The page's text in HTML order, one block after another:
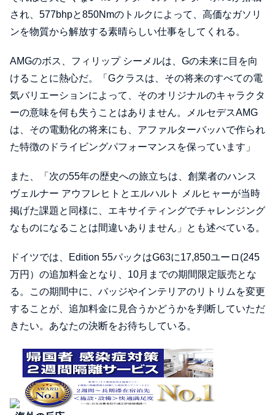
され、577bhpと850Nmのトルクによって、高価なガソリ
ンを物質から解放する素晴らしい仕事をしてくれる。
AMGのボス、フィリップ シーメルは、Gの未来に目を向
けることに熱心だ。「Gクラスは、その将来のすべての電
気バリエーションによって、そのオリジナルのキャラクタ
ーの意味を何も失うことはありません。メルセデスAMG
は、その電動化の将来にも、アファルターバッハで作られ
た特徴のドライビングパフォーマンスを保っています」
また、「次の55年の歴史への旅立ちは、創業者のハンス
ヴェルナー アウフレヒトとエルハルト メルヒャーが当時
掲げた課題と同様に、エキサイティングでチャレンジング
なものになることは間違いありません」とも述べている。
ドイツでは、Edition 55パックはG63に17,850ユーロ(245
万円）の追加料金となり、10月までの期間限定販売とな
る。この期間中に、バッジやインテリアのリトリムを変更
することが、追加料金に見合うかどうかを判断していただ
きたい。あなたの決断をお待ちしている。